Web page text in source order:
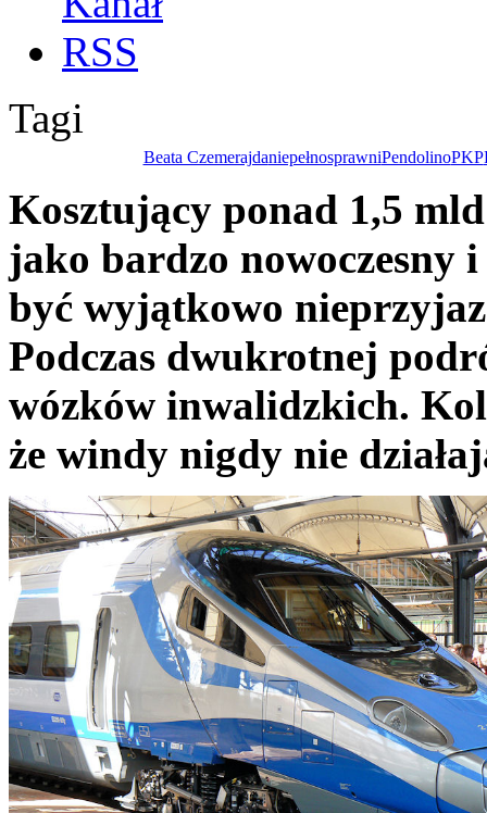
Tagi
Beata CzemerajdaniepełnosprawniPendolinoPKP
Kosztujący ponad 1,5
jako bardzo nowoczesny
być wyjątkowo
Podczas dwukrotnej
wózków inwalidzkich.
że windy nigdy nie